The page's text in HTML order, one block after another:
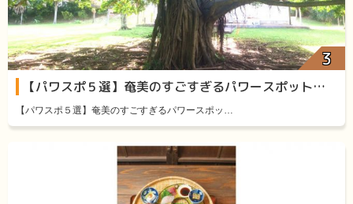
【パワスポ５選】奄美のすごすぎるパワースポット厳選５
【パワスポ５選】奄美のすごすぎるパワースポッ…